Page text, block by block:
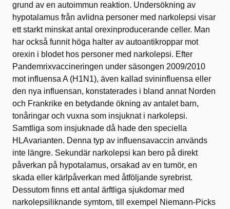
grund av en autoimmun reaktion. Undersökning av
hypotalamus från avlidna personer med narkolepsi visar
ett starkt minskat antal orexinproducerande celler. Man
har också funnit höga halter av autoantikroppar mot
orexin i blodet hos personer med narkolepsi. Efter
Pandemrixvaccineringen under säsongen 2009/2010
mot influensa A (H1N1), även kallad svininfluensa eller
den nya influensan, konstaterades i bland annat Norden
och Frankrike en betydande ökning av antalet barn,
tonåringar och vuxna som insjuknat i narkolepsi.
Samtliga som insjuknade då hade den speciella
HLAvarianten. Denna typ av influensavaccin används
inte längre. Sekundär narkolepsi kan bero på direkt
påverkan på hypotalamus, orsakad av en tumör, en
skada eller kärlpåverkan med åtföljande syrebrist.
Dessutom finns ett antal ärftliga sjukdomar med
narkolepsiliknande symtom, till exempel Niemann-Picks